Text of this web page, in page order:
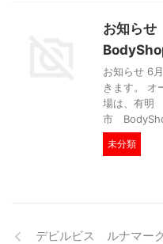
お知ら
お知らせ 6
きます。 オ
場は、有明
市
未分類
デビルビス ルナマー